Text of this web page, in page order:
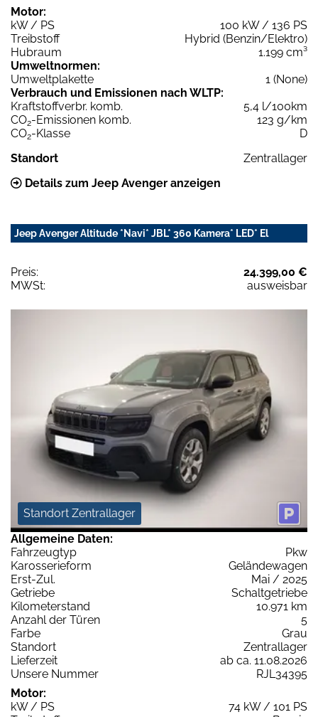
Motor:
kW / PS
100 kW / 136 PS
Treibstoff
Hybrid (Benzin/Elektro)
Hubraum
1.199 cm³
Umweltnormen:
Umweltplakette
1 (None)
Verbrauch und Emissionen nach WLTP:
Kraftstoffverbr. komb.
5,4 l/100km
CO2-Emissionen komb.
123 g/km
CO2-Klasse
D
Standort
Zentrallager
Details zum Jeep Avenger anzeigen
Jeep Avenger Altitude *Navi* JBL* 360 Kamera* LED* El
Preis:
24.399,00 €
MWSt:
ausweisbar
Standort Zentrallager
Allgemeine Daten:
Fahrzeugtyp
Pkw
Karosserieform
Geländewagen
Erst-Zul.
Mai / 2025
Getriebe
Schaltgetriebe
Kilometerstand
10.971 km
Anzahl der Türen
5
Farbe
Grau
Standort
Zentrallager
Lieferzeit
ab ca. 11.08.2026
Unsere Nummer
RJL34395
Motor:
kW / PS
74 kW / 101 PS